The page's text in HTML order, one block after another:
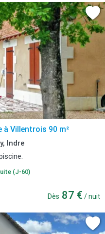
à Villentrois 90 m²
Indre
(J-60)
Dès 87 € / nuit